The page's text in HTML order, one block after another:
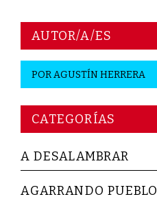
AUTOR/A/ES
PORAGUSTÍN HERRERA
CATEGORÍAS
A DESALAMBRAR
AGARRANDO PUEBLO